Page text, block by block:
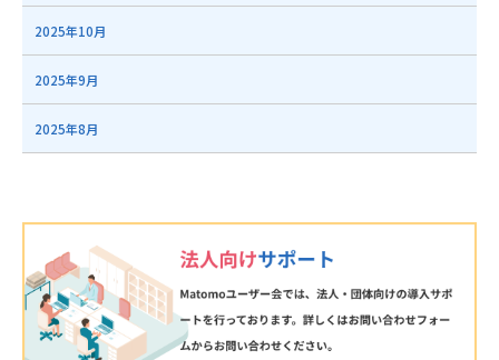
2025年10月
2025年9月
2025年8月